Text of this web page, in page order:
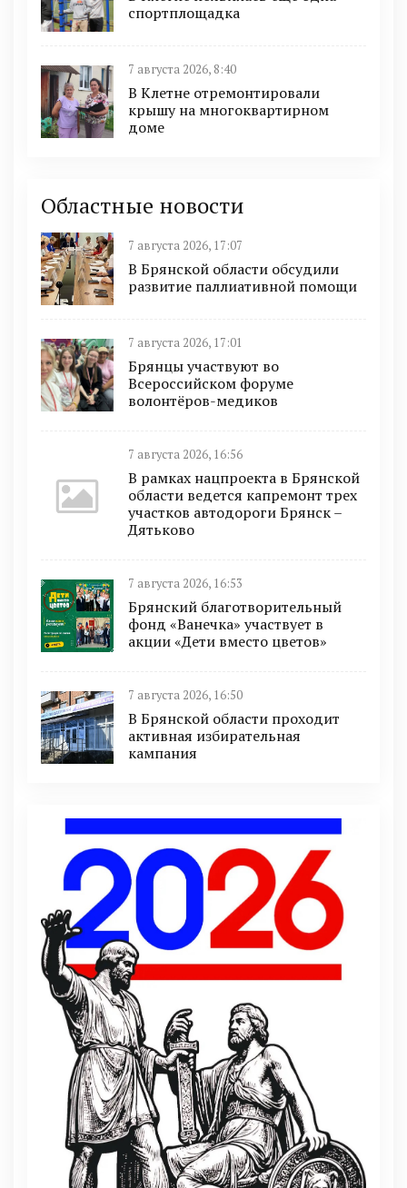
спортплощадка
7 августа 2026, 8:40
В Клетне отремонтировали
крышу на многоквартирном
доме
Областные новости
7 августа 2026, 17:07
В Брянской области обсудили
развитие паллиативной помощи
7 августа 2026, 17:01
Брянцы участвуют во
Всероссийском форуме
волонтёров-медиков
7 августа 2026, 16:56
В рамках нацпроекта в Брянской
области ведется капремонт трех
участков автодороги Брянск –
Дятьково
7 августа 2026, 16:53
Брянский благотворительный
фонд «Ванечка» участвует в
акции «Дети вместо цветов»
7 августа 2026, 16:50
В Брянской области проходит
активная избирательная
кампания